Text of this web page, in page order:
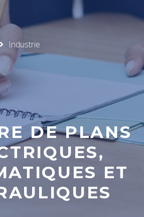
Industrie
DE PLANS
ET